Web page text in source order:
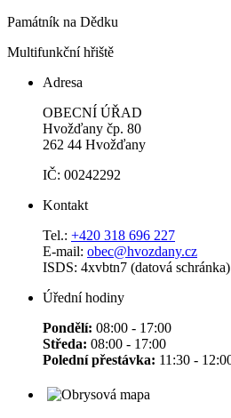
Památník na Dědku
Multifunkční hřiště
Adresa
OBECNÍ ÚŘAD
Hvožďany čp. 80
262 44 Hvožďany
IČ: 00242292
Kontakt
Tel.: +420 318 696 227
E-mail: obec@hvozdany.cz
ISDS: 4xvbtn7 (datová schránka)
Úřední hodiny
Pondělí: 08:00 - 17:00
Středa: 08:00 - 17:00
Polední přestávka: 11:30 -